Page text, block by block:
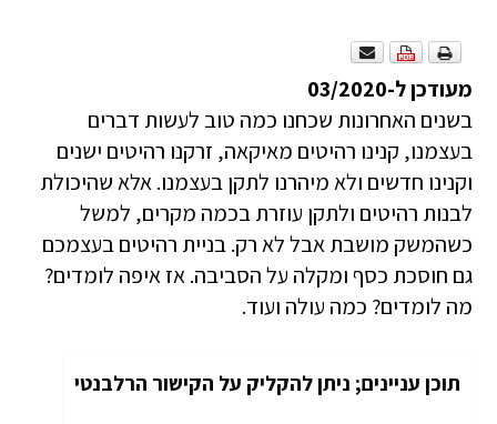
מעודכן ל-03/2020
בשנים האחרונות שכחנו כמה טוב לעשות דברים
בעצמנו, קנינו רהיטים מאיקאה, זרקנו רהיטים ישנים
וקנינו חדשים ולא מיהרנו לתקן בעצמנו. אלא שהיכולת
לבנות רהיטים ולתקן עוזרת בכמה מקרים, למשל
כשהמשק מושבת אבל לא רק. בניית רהיטים בעצמכם
גם חוסכת כסף ומקלה על הסביבה. אז איפה לומדים?
מה לומדים? כמה עולה ועוד.
תוכן עניינים; ניתן להקליק על הקישור הרלבנטי